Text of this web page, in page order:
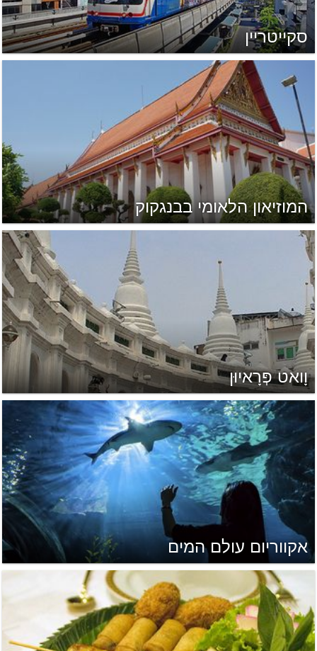
סקייטריין
המוזיאון הלאומי בבנגקוק
וָואט פְּרָאיוּן
אקווריום עולם המים